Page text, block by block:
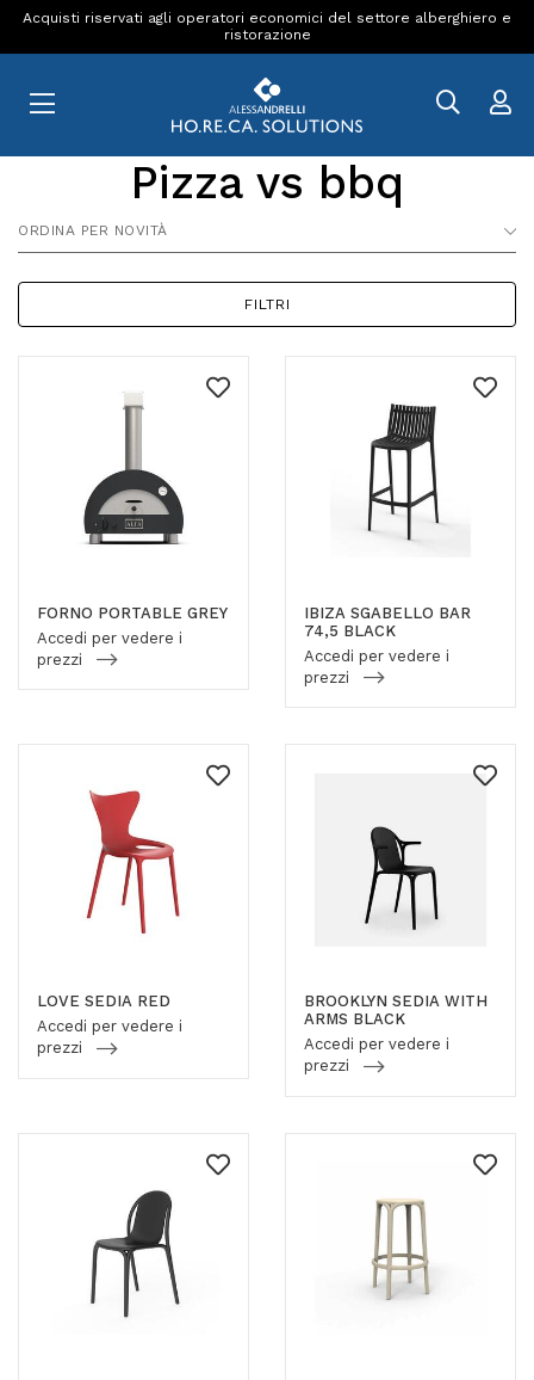
Acquisti riservati agli operatori economici del settore alberghiero e
ristorazione
Pizza vs bbq
ORDINA PER NOVITÀ
FILTRI
FORNO PORTABLE GREY
Accedi per vedere i
prezzi
IBIZA SGABELLO BAR
74,5 BLACK
Accedi per vedere i
prezzi
LOVE SEDIA RED
Accedi per vedere i
prezzi
BROOKLYN SEDIA WITH
ARMS BLACK
Accedi per vedere i
prezzi